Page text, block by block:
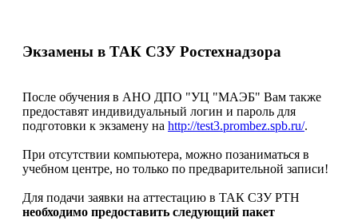
Экзамены в ТАК СЗУ Ростехнадзора
После обучения в АНО ДПО "УЦ "МАЭБ" Вам также
предоставят индивидуальный логин и пароль для
подготовки к экзамену на http://test3.prombez.spb.ru/.
При отсутствии компьютера, можно позаниматься в
учебном центре, но только по предварительной записи!
Для подачи заявки на аттестацию в ТАК СЗУ РТН
необходимо предоставить следующий пакет